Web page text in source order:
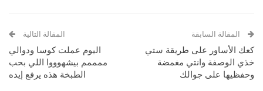
المقالة السابقة
كعك الأساور على طريقة ستي
خذي الوصفة وانتي مغمضة
وحفظيها على جوالك
المقالة التالية
اليوم عملت كوسا ودوالي
ممممم بيشهوووا اللي بحب
الطبخة هذه يرفع إيده